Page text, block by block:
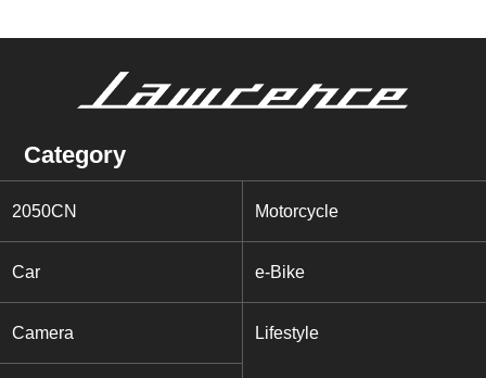
Category
2050CN Motorcycle
Car e-Bike
Camera Lifestyle